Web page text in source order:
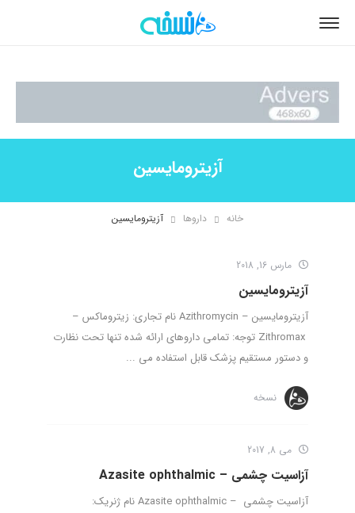
آزیترومایسین
خانه داروها آزیترومایسین
مارس 16, 2018
آزیترومایسین
آزیترومایسین – Azithromycin نام تجاری: زیتروماکس –
Zithromax توجه: تمامی داروهای ارائه شده تنها تحت نظارت
و دستور مستقیم پزشک قابل استفاده می ...
نسخه
می 8, 2017
آزاسیت چشمی – Azasite ophthalmic
آزاسیت چشمی – Azasite ophthalmic نام ژنریک: